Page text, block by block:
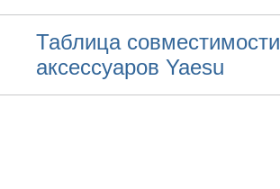
Таблица совместимости
аксессуаров Yaesu